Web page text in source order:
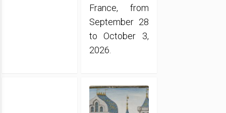
France, from
September 28
to October 3,
2026.